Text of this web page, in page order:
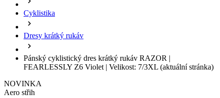
Cyklistika
Dresy krátký rukáv
Pánský cyklistický dres krátký rukáv RAZOR |
FEARLESSLY Z6 Violet | Velikost: 7/3XL (aktuální stránka)
NOVINKA
Aero střih